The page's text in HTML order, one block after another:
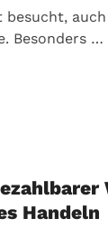
Besonders …
Handeln